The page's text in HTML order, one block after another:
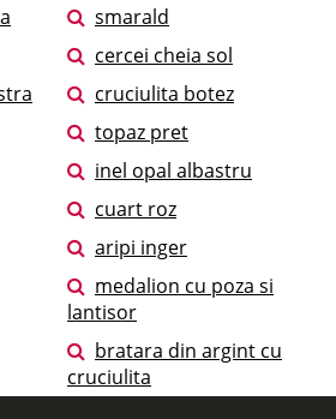
smarald
cercei cheia sol
cruciulita botez
topaz pret
inel opal albastru
cuart roz
aripi inger
medalion cu poza si
lantisor
bratara din argint cu
cruciulita